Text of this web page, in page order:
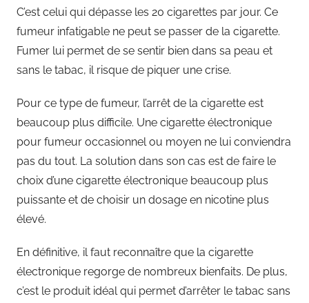
C’est celui qui dépasse les 20 cigarettes par jour. Ce
fumeur infatigable ne peut se passer de la cigarette.
Fumer lui permet de se sentir bien dans sa peau et
sans le tabac, il risque de piquer une crise.
Pour ce type de fumeur, l’arrêt de la cigarette est
beaucoup plus difficile. Une cigarette électronique
pour fumeur occasionnel ou moyen ne lui conviendra
pas du tout. La solution dans son cas est de faire le
choix d’une cigarette électronique beaucoup plus
puissante et de choisir un dosage en nicotine plus
élevé.
En définitive, il faut reconnaître que la cigarette
électronique regorge de nombreux bienfaits. De plus,
c’est le produit idéal qui permet d’arrêter le tabac sans